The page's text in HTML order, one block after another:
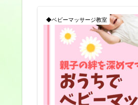
◆ベビーマッサージ教室